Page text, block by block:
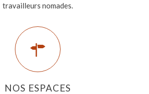
travailleurs nomades.
NOS ESPACES